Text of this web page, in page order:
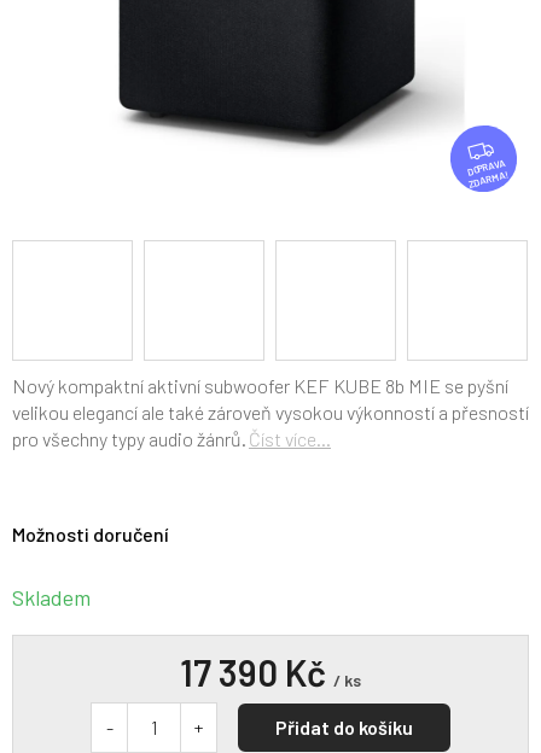
Z
D
A
M
ZDARMA
Skladem
Možnosti doručení
Nový kompaktní aktivní subwoofer KEF KUBE 8b MIE se pyšní
velikou elegancí ale také zároveň vysokou výkonností a přesností
pro všechny typy audio žánrů. Číst více...
17 390 Kč / ks
Přidat do košíku